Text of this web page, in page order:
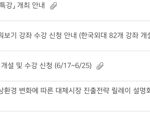
강」 개최 안내
기 강좌 수강 신청 안내 (한국외대 82개 강좌 개
설 및 수강 신청 (6/17~6/25)
환경 변화에 따른 대체시장 진출전략 릴레이 설명